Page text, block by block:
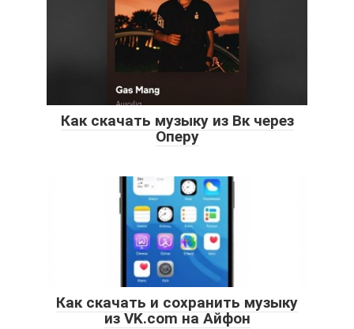
Как скачать музыку из Вк через
Оперу
Как скачать и сохранить музыку
из VK.com на Айфон